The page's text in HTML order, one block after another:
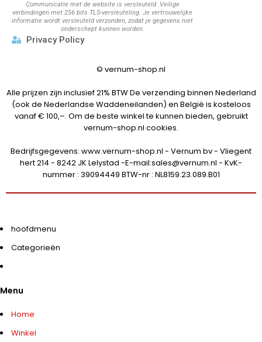
Communicatie met de website is versleuteld. Veilige
verbindingen met 256 bits TLS-versleuteling. Je vertrouwelijke
informatie wordt versleuteld verzonden, zodat je gegevens niet
onderschept kunnen worden.
Privacy Policy
© vernum-shop.nl
Alle prijzen zijn inclusief 21% BTW De verzending binnen Nederland
(ook de Nederlandse Waddeneilanden) en België is kosteloos
vanaf € 100,–. Om de beste winkel te kunnen bieden, gebruikt
vernum-shop.nl cookies.
Bedrijfsgegevens: www.vernum-shop.nl - Vernum bv - Vliegent
hert 214 - 8242 JK Lelystad -E-mail:sales@vernum.nl - KvK-
nummer : 39094449 BTW-nr : NL8159.23.089.B01
hoofdmenu
Categorieën
Menu
Home
Winkel